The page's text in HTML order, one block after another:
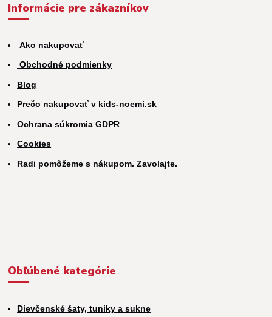
Informácie pre zákazníkov
Ako nakupovať
Obchodné podmienky
Blog
Prečo nakupovať v kids-noemi.sk
Ochrana súkromia GDPR
Cookies
Radi pomôžeme s nákupom. Zavolajte.
Obľúbené kategórie
Dievčenské šaty, tuniky a sukne